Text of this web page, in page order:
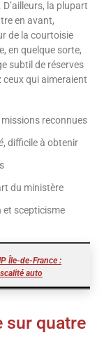
la plupart
en avant,
de la courtoisie
en quelque sorte,
subtil de réserves
ceux qui aimeraient
reconnues
, difficile à obtenir
du ministère
et scepticisme
Île-de-France :
auto
sur quatre